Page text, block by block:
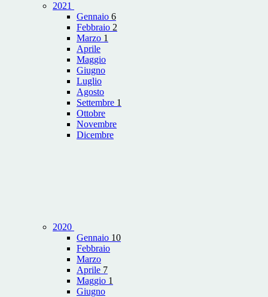
2021
Gennaio 6
Febbraio 2
Marzo 1
Aprile
Maggio
Giugno
Luglio
Agosto
Settembre 1
Ottobre
Novembre
Dicembre
2020
Gennaio 10
Febbraio
Marzo
Aprile 7
Maggio 1
Giugno